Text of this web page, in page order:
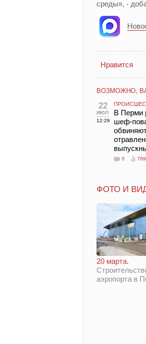
среды», -
Нравится
ВОЗМОЖНО,
22
июл
12:29
В Перми
шеф-
0 789
ФОТО И
20 марта.
аэропорта в